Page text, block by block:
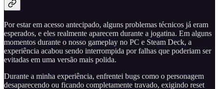
Por estar em acesso antecipado, alguns problemas técnicos já eram
esperados, e eles realmente aparecem durante a jogatina. Em alguns
momentos durante o nosso gameplay no PC e Steam Deck, a
experiência acabou sendo interrompida por falhas que poderiam ser
evitadas em uma versão mais polida.
Durante a minha experiência, enfrentei bugs como o personagem
desaparecendo ou ficando completamente travado, exigindo reset